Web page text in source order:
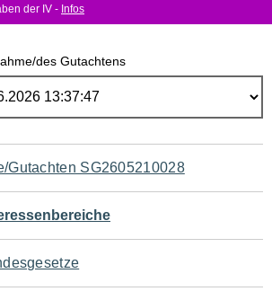
der IV - Infos
des Gutachtens
Gutachten SG2605210028